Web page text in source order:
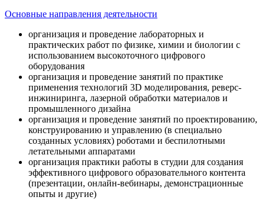
Основные направления деятельности
организация и проведение лабораторных и
практических работ по физике, химии и биологии с
использованием высокоточного цифрового
оборудования
организация и проведение занятий по практике
применения технологий 3D моделирования, реверс-
инжиниринга, лазерной обработки материалов и
промышленного дизайна
организация и проведение занятий по проектированию,
конструированию и управлению (в специально
созданных условиях) роботами и беспилотными
летательными аппаратами
организация практики работы в студии для создания
эффективного цифрового образовательного контента
(презентации, онлайн-вебинары, демонстрационные
опыты и другие)